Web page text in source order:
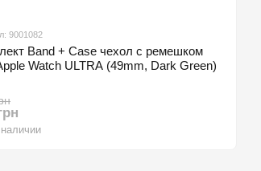
9001082
Band + Case чехол с ремешком
Watch ULTRA (49mm, Dark Green)